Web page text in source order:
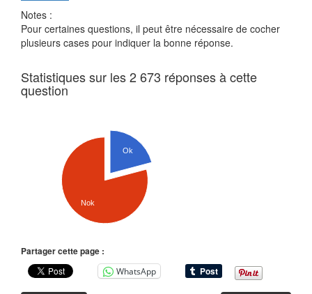
Notes :
Pour certaines questions, il peut être nécessaire de cocher
plusieurs cases pour indiquer la bonne réponse.
Statistiques sur les 2 673 réponses à cette
question
Ok
Nok
Partager cette page :
WhatsApp